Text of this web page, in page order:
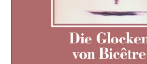
WEITERE VERLAGE